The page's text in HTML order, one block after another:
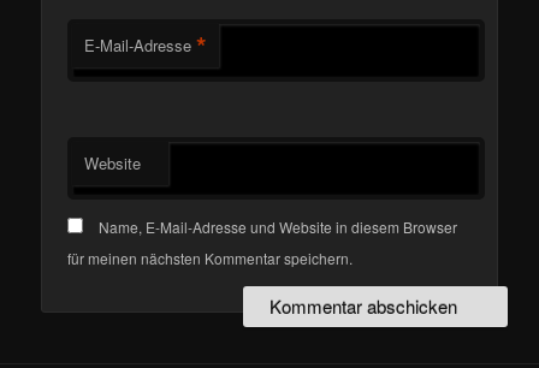
E-Mail-Adresse *
Website
Name, E-Mail-Adresse und Website in diesem Browser
für meinen nächsten Kommentar speichern.